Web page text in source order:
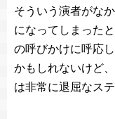
そういう演者がな
になってしまった
の呼びかけに呼応
かもしれないけど
は非常に退屈なス